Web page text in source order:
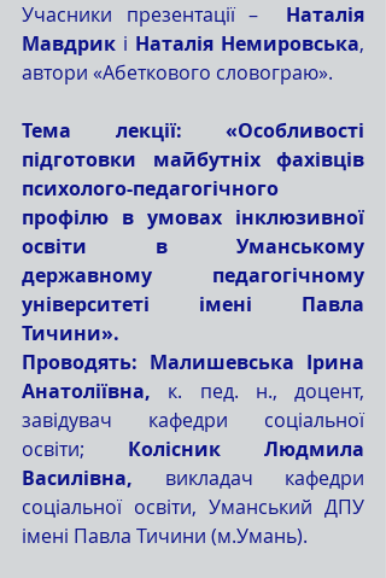
Учасники презентації – Наталія
Мавдрик і Наталія Немировська,
автори «Абеткового словограю».
Тема лекції: «Особливості
підготовки майбутніх фахівців
психолого-педагогічного
профілю в умовах інклюзивної
освіти в Уманському
державному педагогічному
університеті імені Павла
Тичини».
Проводять: Малишевська Ірина
Анатоліївна, к. пед. н., доцент,
завідувач кафедри соціальної
освіти; Колісник Людмила
Василівна, викладач кафедри
соціальної освіти, Уманський ДПУ
імені Павла Тичини (м.Умань).